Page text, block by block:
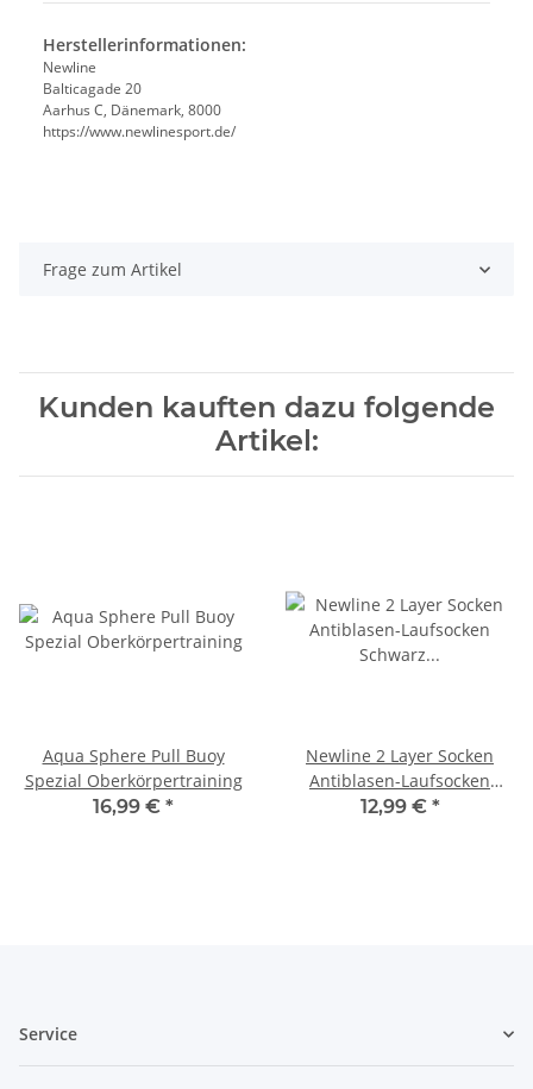
Herstellerinformationen:
Newline
Balticagade 20
Aarhus C, Dänemark, 8000
https://www.newlinesport.de/
Frage zum Artikel
Kunden kauften dazu folgende
Artikel:
Aqua Sphere Pull Buoy
Spezial Oberkörpertraining
16,99 € *
Newline 2 Layer Socken
Antiblasen-Laufsocken
Schwarz Schwarz 43-46
12,99 € *
Service